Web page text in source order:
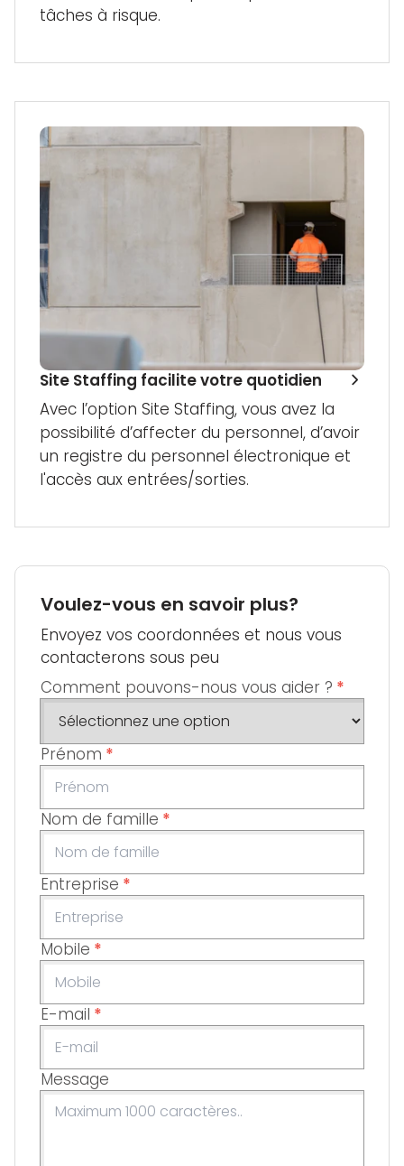
tâches à risque.
Site Staffing facilite votre quotidien
Avec l’option Site Staffing, vous avez la
possibilité d’affecter du personnel, d’avoir
un registre du personnel électronique et
l'accès aux entrées/sorties.
Voulez-vous en savoir plus?
Envoyez vos coordonnées et nous vous
contacterons sous peu
Comment pouvons-nous vous aider ? *
Prénom *
Nom de famille *
Entreprise *
Mobile *
E-mail *
Message